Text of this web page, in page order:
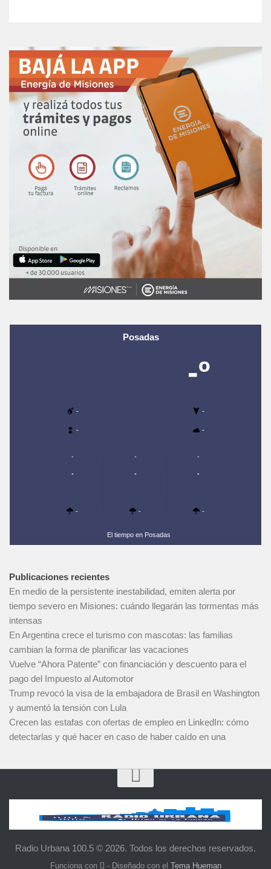
Posadas
-º
- -
- -
-
-
-
-
-
-
-
-
-
El tiempo en Posadas
Publicaciones recientes
En medio de la persistente inestabilidad, emiten alerta por
tiempo severo en Misiones: cuándo llegarán las tormentas más
intensas
En Argentina crece el turismo con mascotas: las familias
cambian la forma de planificar las vacaciones
Vuelve “Ahora Patente” con financiación y descuento para el
pago del Impuesto al Automotor
Trump revocó la visa de la embajadora de Brasil en Washington
y aumentó la tensión con Lula
Crecen las estafas con ofertas de empleo en LinkedIn: cómo
detectarlas y qué hacer en caso de haber caído en una
Radio Urbana 100.5 © 2026. Todos los derechos reservados.
Funciona con - Diseñado con el Tema Hueman